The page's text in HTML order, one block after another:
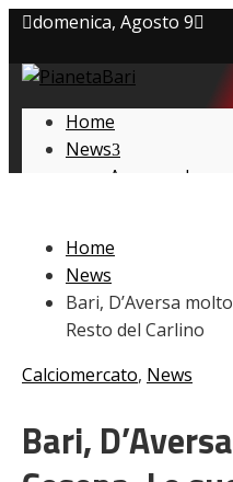
domenica, Agosto 9
Privacy policy
Cookie Policy
Home
News
Amarcord
Giovanili
Le pagelle
Interviste
Focus
Calciomercato
Video
Home
News
Bari, D’Aversa
Resto del Carlino
Calciomercato, News
Bari,